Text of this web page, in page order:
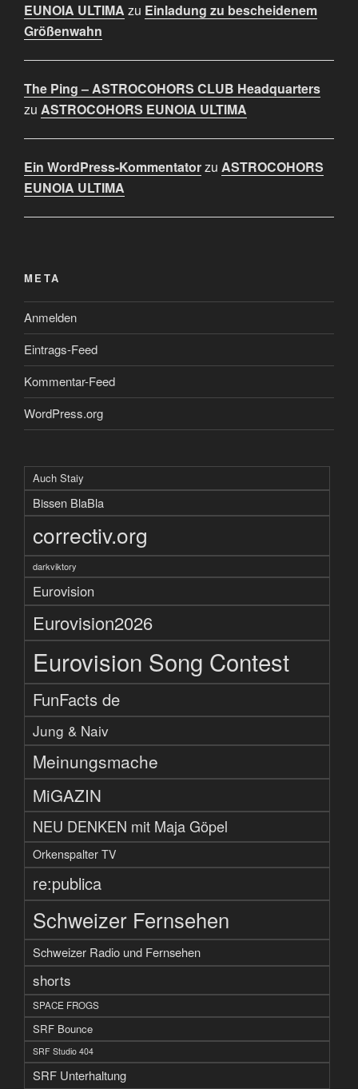
EUNOIA ULTIMA zu Einladung zu bescheidenem
Größenwahn
The Ping – ASTROCOHORS CLUB Headquarters
zu ASTROCOHORS EUNOIA ULTIMA
Ein WordPress-Kommentatorzu ASTROCOHORS
EUNOIA ULTIMA
META
Anmelden
Eintrags-Feed
Kommentar-Feed
WordPress.org
Auch Staiy
Bissen BlaBla
correctiv.org
darkviktory
Eurovision
Eurovision2026
Eurovision Song Contest
FunFacts de
Jung & Naiv
Meinungsmache
MiGAZIN
NEU DENKEN mit Maja Göpel
Orkenspalter TV
re:publica
Schweizer Fernsehen
Schweizer Radio und Fernsehen
shorts
SPACE FROGS
SRF Bounce
SRF Studio 404
SRF Unterhaltung